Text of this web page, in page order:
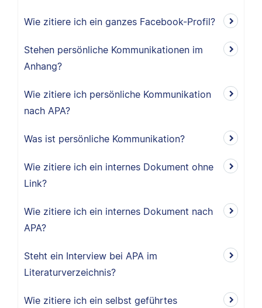
Wie zitiere ich ein ganzes Facebook-Profil?
Stehen persönliche Kommunikationen im
Anhang?
Wie zitiere ich persönliche Kommunikation
nach APA?
Was ist persönliche Kommunikation?
Wie zitiere ich ein internes Dokument ohne
Link?
Wie zitiere ich ein internes Dokument nach
APA?
Steht ein Interview bei APA im
Literaturverzeichnis?
Wie zitiere ich ein selbst geführtes